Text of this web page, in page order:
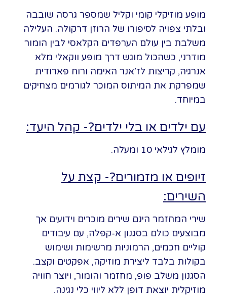
מופע מוזיקלי קומי וקליל שמספר גרסה שובבה
ובלתי צפויה לסיפורו של הרוזן דרקולה. העלילה
משלבת בין עולם הערפדים הקלאסי לבין הומור
מודרני, כשהכול מוגש דרך מופע ווקאלי מלא
אנרגיה, קריצות לז’אנר האימה ורוח פארודית
שמפרקת את המיתוס המוכר לגורמים מצחיקים
במיוחד.
עם ילדים או בלי ילדים?- קהל היעד:
מומלץ לגילאי 10 ומעלה.
זיופים או מזמורים?- קצת על
השירים:
שירי המחזמר הינם שירים מוכרים וידועים אך
מבוצעים כולם בסגנון א-קפלה, עם עיבודים
קוליים חכמים, הרמוניות מרשימות ושימוש
בקולות בלבד ליצירת מוזיקה, אפקטים וקצב.
הסגנון משלב פופ, מחזמר והומור, ויוצר חוויה
מוזיקלית יוצאת דופן ללא ליווי כלי נגינה.